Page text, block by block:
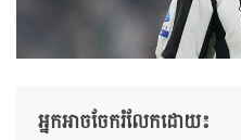
អ្នកអាចចែករំលែកដោយ៖